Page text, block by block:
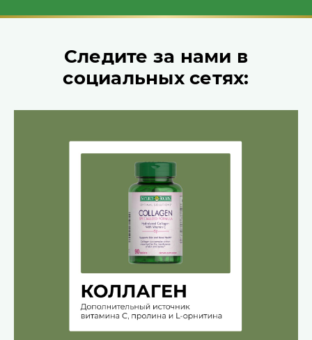
Следите за нами в
социальных сетях: